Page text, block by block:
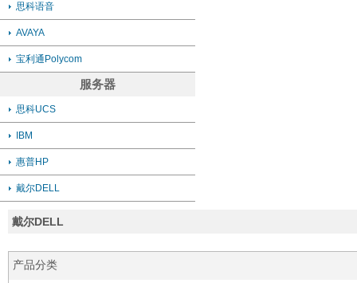
思科语音
AVAYA
宝利通Polycom
服务器
思科UCS
IBM
惠普HP
戴尔DELL
戴尔DELL
产品分类